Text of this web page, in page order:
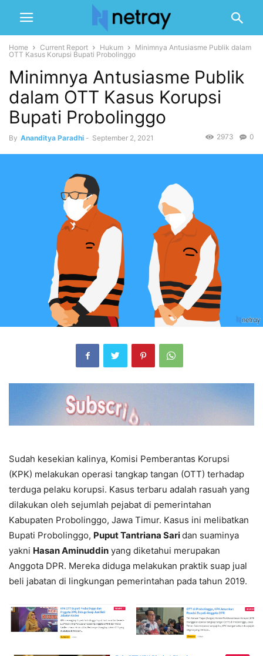
Home Current Report Hukum
Minimnya Antusiasme Publik dalam
OTT Kasus Korupsi Bupati Probolinggo
Minimnya Antusiasme Publik
dalam OTT Kasus Korupsi
Bupati Probolinggo
By Ananditya Paradhi - September 2, 2021 0
2973
Sudah kesekian kalinya, Komisi Pemberantas Korupsi
(KPK) melakukan operasi tangkap tangan (OTT) terhadap
terduga pelaku korupsi. Kasus terbaru adalah rasuah yang
dilakukan oleh sejumlah pejabat di pemerintahan
Kabupaten Probolinggo, Jawa Timur. Kasus ini melibatkan
Bupati Probolinggo, Puput Tantriana Saridan suaminya
yakni Hasan Aminuddin yang diketahui merupakan
Anggota DPR. Mereka diduga melakukan praktik suap jual
beli jabatan di lingkungan pemerintahan pada tahun 2019.